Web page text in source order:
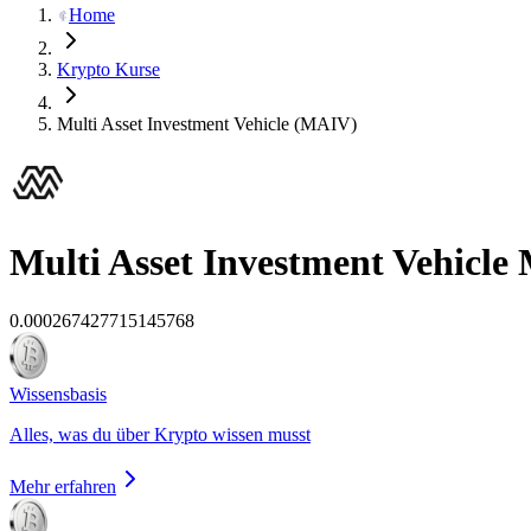
Home
Krypto Kurse
Multi Asset Investment Vehicle (MAIV)
Multi Asset Investment Vehicle
0.000267427715145768
Wissensbasis
Alles, was du über Krypto wissen musst
Mehr erfahren